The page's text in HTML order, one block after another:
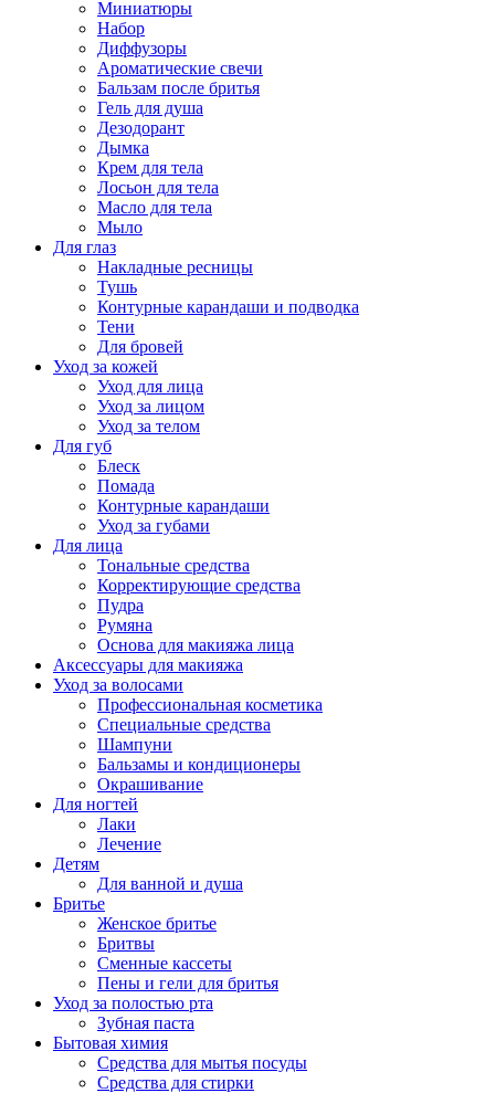
Миниатюры
Набор
Диффузоры
Ароматические свечи
Бальзам после бритья
Гель для душа
Дезодорант
Дымка
Крем для тела
Лосьон для тела
Масло для тела
Мыло
Для глаз
Накладные ресницы
Тушь
Контурные карандаши и подводка
Тени
Для бровей
Уход за кожей
Уход для лица
Уход за лицом
Уход за телом
Для губ
Блеск
Помада
Контурные карандаши
Уход за губами
Для лица
Тональные средства
Корректирующие средства
Пудра
Румяна
Основа для макияжа лица
Аксессуары для макияжа
Уход за волосами
Профессиональная косметика
Специальные средства
Шампуни
Бальзамы и кондиционеры
Окрашивание
Для ногтей
Лаки
Лечение
Детям
Для ванной и душа
Бритье
Женское бритье
Бритвы
Сменные кассеты
Пены и гели для бритья
Уход за полостью рта
Зубная паста
Бытовая химия
Средства для мытья посуды
Средства для стирки